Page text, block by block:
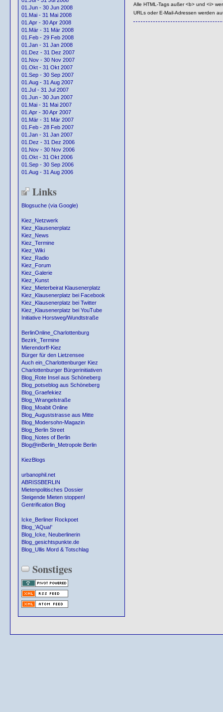
01.Jun - 30 Jun 2008
01.Mai - 31 Mai 2008
01.Apr - 30 Apr 2008
01.Mär - 31 Mär 2008
01.Feb - 29 Feb 2008
01.Jan - 31 Jan 2008
01.Dez - 31 Dez 2007
01.Nov - 30 Nov 2007
01.Okt - 31 Okt 2007
01.Sep - 30 Sep 2007
01.Aug - 31 Aug 2007
01.Jul - 31 Jul 2007
01.Jun - 30 Jun 2007
01.Mai - 31 Mai 2007
01.Apr - 30 Apr 2007
01.Mär - 31 Mär 2007
01.Feb - 28 Feb 2007
01.Jan - 31 Jan 2007
01.Dez - 31 Dez 2006
01.Nov - 30 Nov 2006
01.Okt - 31 Okt 2006
01.Sep - 30 Sep 2006
01.Aug - 31 Aug 2006
Links
Blogsuche (via Google)
Kiez_Netzwerk
Kiez_Klausenerplatz
Kiez_News
Kiez_Termine
Kiez_Wiki
Kiez_Radio
Kiez_Forum
Kiez_Galerie
Kiez_Kunst
Kiez_Mieterbeirat Klausenerplatz
Kiez_Klausenerplatz bei Facebook
Kiez_Klausenerplatz bei Twitter
Kiez_Klausenerplatz bei YouTube
Initiative Horstweg/Wundtstraße
BerlinOnline_Charlottenburg
Bezirk_Termine
Mierendorff-Kiez
Bürger für den Lietzensee
Auch ein_Charlottenburger Kiez
Charlottenburger Bürgerinitiativen
Blog_Rote Insel aus Schöneberg
Blog_potseblog aus Schöneberg
Blog_Graefekiez
Blog_Wrangelstraße
Blog_Moabit Online
Blog_Auguststrasse aus Mitte
Blog_Modersohn-Magazin
Blog_Berlin Street
Blog_Notes of Berlin
Blog@inBerlin_Metropole Berlin
KiezBlogs
urbanophil.net
ABRISSBERLIN
Mietenpolitisches Dossier
Steigende Mieten stoppen!
Gentrification Blog
Icke_Berliner Rockpoet
Blog_'AQua!'
Blog_Icke, Neuberlinerin
Blog_gesichtspunkte.de
Blog_Ullis Mord & Totschlag
Sonstiges
Alle HTML-Tags außer <b> und <i>
URLs oder E-Mail-Adressen werden